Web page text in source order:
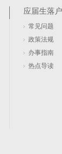
均工资2倍 3倍
和工作等需要，
应届生落
常见问题
政策法规
办事指南
热点导读